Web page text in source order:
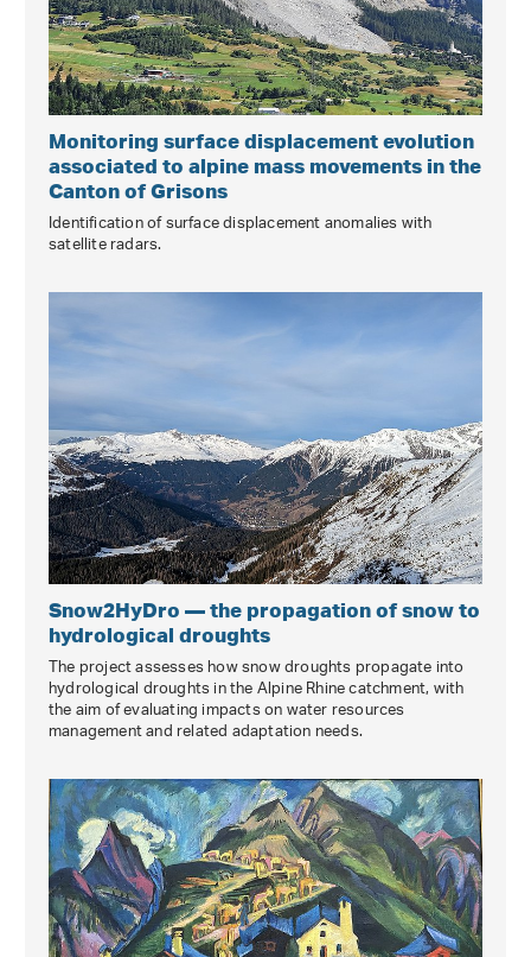
Monitoring surface displacement evolution
associated to alpine mass movements in the
Canton of Grisons
Identification of surface displacement anomalies with
satellite radars.
Snow2HyDro — the propagation of snow to
hydrological droughts
The project assesses how snow droughts propagate into
hydrological droughts in the Alpine Rhine catchment, with
the aim of evaluating impacts on water resources
management and related adaptation needs.